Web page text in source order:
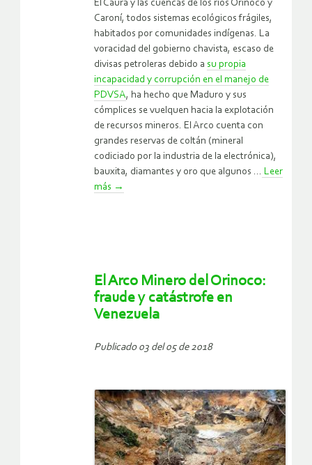
El Caura y las cuencas de los ríos Orinoco y
Caroní, todos sistemas ecológicos frágiles,
habitados por comunidades indígenas. La
voracidad del gobierno chavista, escaso de
divisas petroleras debido a su propia
incapacidad y corrupción en el manejo de
PDVSA, ha hecho que Maduro y sus
cómplices se vuelquen hacia la explotación
de recursos mineros. El Arco cuenta con
grandes reservas de coltán (mineral
codiciado por la industria de la electrónica),
bauxita, diamantes y oro que algunos ... Leer
más →
El Arco Minero del Orinoco:
fraude y catástrofe en
Venezuela
Publicado 03 del 05 de 2018